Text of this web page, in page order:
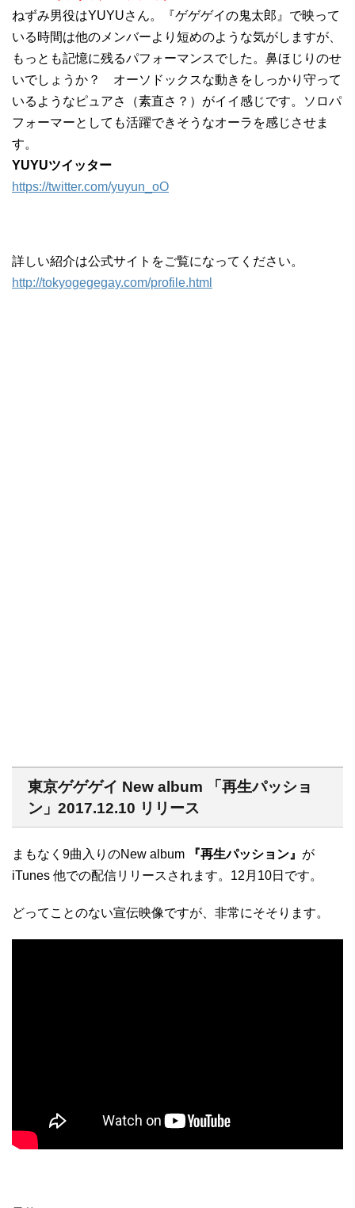
ねずみ男役はYUYUさん。『ゲゲゲイの鬼太郎』で映って
いる時間は他のメンバーより短めのような気がしますが、
もっとも記憶に残るパフォーマンスでした。鼻ほじりのせ
いでしょうか？ オーソドックスな動きをしっかり守って
いるようなピュアさ（素直さ？）がイイ感じです。ソロパ
フォーマーとしても活躍できそうなオーラを感じさせま
す。
YUYUツイッター
https://twitter.com/yuyun_oO
詳しい紹介は公式サイトをご覧になってください。
http://tokyogegegay.com/profile.html
東京ゲゲゲイ New album 「再生パッショ
ン」2017.12.10 リリース
まもなく9曲入りのNew album 『再生パッション』 が
iTunes 他での配信リリースされます。12月10日です。
どってことのない宣伝映像ですが、非常にそそります。